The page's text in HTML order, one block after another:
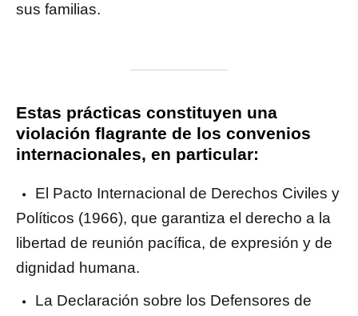
sus familias.
Estas prácticas constituyen una
violación flagrante de los convenios
internacionales, en particular:
El Pacto Internacional de Derechos Civiles y
Políticos (1966), que garantiza el derecho a la
libertad de reunión pacífica, de expresión y de
dignidad humana.
La Declaración sobre los Defensores de